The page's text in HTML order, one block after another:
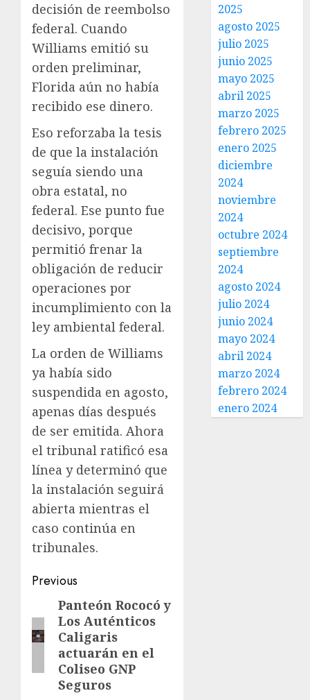
decisión de reembolso
federal. Cuando
Williams emitió su
orden preliminar,
Florida aún no había
recibido ese dinero.
Eso reforzaba la tesis
de que la instalación
seguía siendo una
obra estatal, no
federal. Ese punto fue
decisivo, porque
permitió frenar la
obligación de reducir
operaciones por
incumplimiento con la
ley ambiental federal.
La orden de Williams
ya había sido
suspendida en agosto,
apenas días después
de ser emitida. Ahora
el tribunal ratificó esa
línea y determinó que
la instalación seguirá
abierta mientras el
caso continúa en
tribunales.
Previous
Panteón Rococó y
Los Auténticos
Caligaris
actuarán en el
Coliseo GNP
Seguros
2025
agosto 2025
julio 2025
junio 2025
mayo 2025
abril 2025
marzo 2025
febrero 2025
enero 2025
diciembre
2024
noviembre
2024
octubre 2024
septiembre
2024
agosto 2024
julio 2024
junio 2024
mayo 2024
abril 2024
marzo 2024
febrero 2024
enero 2024